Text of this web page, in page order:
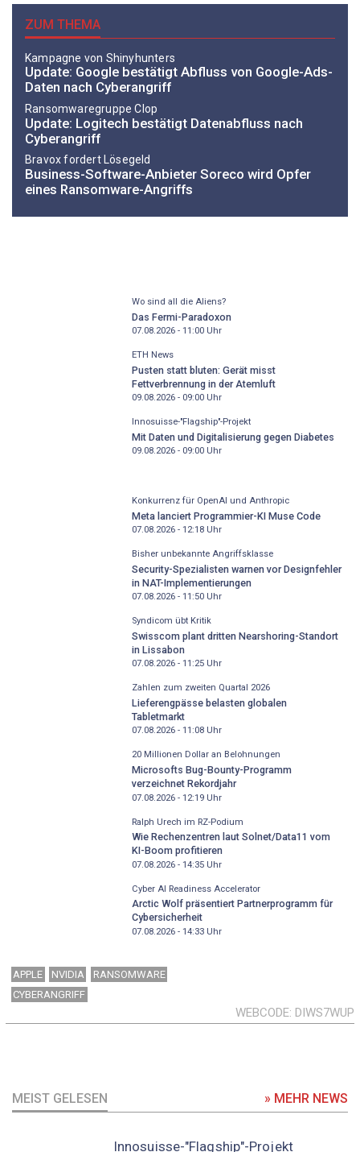
ZUM THEMA
Kampagne von Shinyhunters
Update: Google bestätigt Abfluss von Google-Ads-
Daten nach Cyberangriff
Ransomwaregruppe Clop
Update: Logitech bestätigt Datenabfluss nach
Cyberangriff
Bravox fordert Lösegeld
Business-Software-Anbieter Soreco wird Opfer
eines Ransomware-Angriffs
Wo sind all die Aliens?
Das Fermi-Paradoxon
07.08.2026 - 11:00Uhr
ETH News
Pusten statt bluten: Gerät misst
Fettverbrennung in der Atemluft
09.08.2026 - 09:00Uhr
Innosuisse-"Flagship"-Projekt
Mit Daten und Digitalisierung gegen Diabetes
09.08.2026 - 09:00Uhr
Konkurrenz für OpenAI und Anthropic
Meta lanciert Programmier-KI Muse Code
07.08.2026 - 12:18Uhr
Bisher unbekannte Angriffsklasse
Security-Spezialisten warnen vor Designfehler
in NAT-Implementierungen
07.08.2026 - 11:50Uhr
Syndicom übt Kritik
Swisscom plant dritten Nearshoring-Standort
in Lissabon
07.08.2026 - 11:25Uhr
Zahlen zum zweiten Quartal 2026
Lieferengpässe belasten globalen
Tabletmarkt
07.08.2026 - 11:08Uhr
20 Millionen Dollar an Belohnungen
Microsofts Bug-Bounty-Programm
verzeichnet Rekordjahr
07.08.2026 - 12:19Uhr
Ralph Urech im RZ-Podium
Wie Rechenzentren laut Solnet/Data11 vom
KI-Boom profitieren
07.08.2026 - 14:35Uhr
Cyber AI Readiness Accelerator
Arctic Wolf präsentiert Partnerprogramm für
Cybersicherheit
07.08.2026 - 14:33Uhr
APPLE NVIDIA
RANSOMWARE
CYBERANGRIFF
WEBCODE DIWS7WUP
MEIST GELESEN » MEHR NEWS
Innosuisse-"Flagship"-Projekt